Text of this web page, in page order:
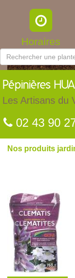
Horaires
Pépinières
Les Artisans du
02 43 90
Nos produits